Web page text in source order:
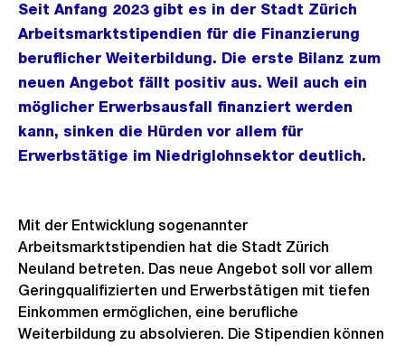
Seit Anfang 2023 gibt es in der Stadt Zürich
Arbeitsmarktstipendien für die Finanzierung
beruflicher Weiterbildung. Die erste Bilanz zum
neuen Angebot fällt positiv aus. Weil auch ein
möglicher Erwerbsausfall finanziert werden
kann, sinken die Hürden vor allem für
Erwerbstätige im Niedriglohnsektor deutlich.
Mit der Entwicklung sogenannter
Arbeitsmarktstipendien hat die Stadt Zürich
Neuland betreten. Das neue Angebot soll vor allem
Geringqualifizierten und Erwerbstätigen mit tiefen
Einkommen ermöglichen, eine berufliche
Weiterbildung zu absolvieren. Die Stipendien können